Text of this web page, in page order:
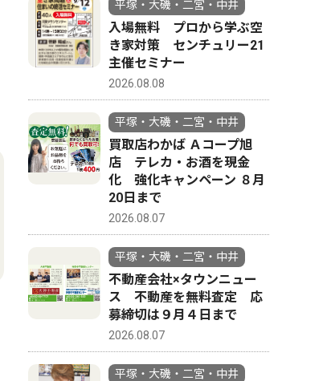
平塚・大磯・二宮・中井
入場無料 プロから学ぶ空
き家対策 センチュリー21
主催セミナー
2026.08.08
平塚・大磯・二宮・中井
買取店わかば Ａコープ旭
店 テレカ・お酒を現金
化 強化キャンペーン ８月
20日まで
2026.08.07
平塚・大磯・二宮・中井
不動産会社×タウンニュー
ス 不動産を無料査定 応
募締切は９月４日まで
2026.08.07
平塚・大磯・二宮・中井